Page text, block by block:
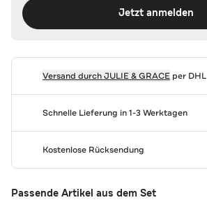
Jetzt anmelden
Versand durchJULIE & GRACEper DHL
Schnelle Lieferung in 1-3 Werktagen
Kostenlose Rücksendung
Passende Artikel aus dem Set